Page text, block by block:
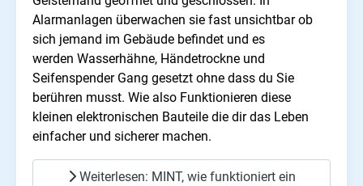
Alarmanlagen überwachen sie fast unsichtbar ob
sich jemand im Gebäude befindet und es
werden Wasserhähne, Händetrockne und
Seifenspender Gang gesetzt ohne dass du Sie
berühren musst. Wie also Funktionieren diese
kleinen elektronischen Bauteile die dir das Leben
einfacher und sicherer machen.
Weiterlesen: MINT, wie funktioniert ein